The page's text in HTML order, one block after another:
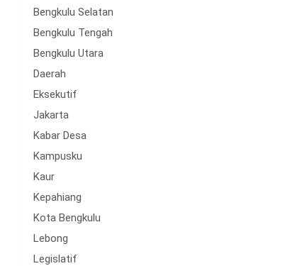
Bengkulu Selatan
Bengkulu Tengah
Bengkulu Utara
Daerah
Eksekutif
Jakarta
Kabar Desa
Kampusku
Kaur
Kepahiang
Kota Bengkulu
Lebong
Legislatif